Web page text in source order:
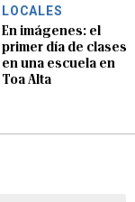
LOCALES
En imágenes: el
primer día de clases
en una escuela en
Toa Alta